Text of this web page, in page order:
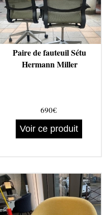
Paire de fauteuil Sétu
Hermann Miller
690€
Voir ce produit